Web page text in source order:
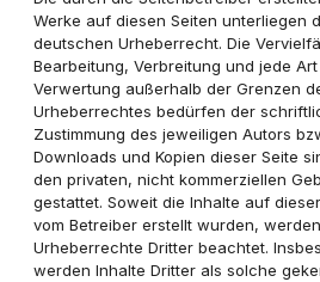
Werke auf diesen Seiten unterliegen
deutschen Urheberrecht. Die
Bearbeitung, Verbreitung und jede
Verwertung außerhalb der Grenzen
Urheberrechtes bedürfen der
Zustimmung des jeweiligen Autors
Downloads und Kopien dieser Seite
den privaten, nicht kommerziellen
gestattet. Soweit die Inhalte auf
vom Betreiber erstellt wurden,
Urheberrechte Dritter beachtet.
werden Inhalte Dritter als solche